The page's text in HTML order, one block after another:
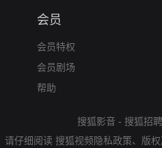
会员
会员特权
会员剧场
帮助
搜狐影音 - 搜狐招聘
请仔细阅读 搜狐视频隐私政策、 版